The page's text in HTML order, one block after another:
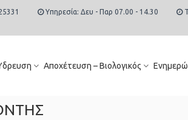
Υπηρεσία: Δευ - Παρ 07.00 - 14.30
Αποχέτευση – Βιολογικός